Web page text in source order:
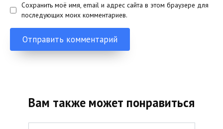
Сохранить моё имя, email и адрес сайта в этом браузере для
последующих моих комментариев.
Вам также может понравиться